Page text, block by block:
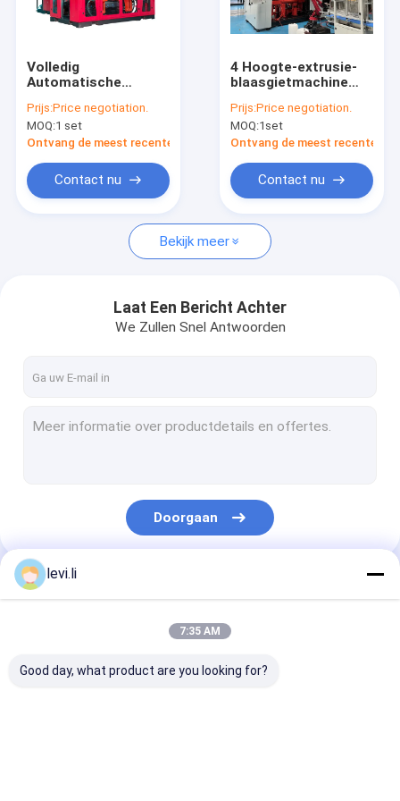
Fabrieksreis
Nieuws
Verzoek om een Citaat
Extrusie blaasvormmachine
de automatische machine van het slagafgietsel
Uitdrijvings Vormende Machine
HDPE Slag het Vormen Machine
aangepaste kunststof spuitgieten
Volledig
Automatische
Vormen Machine
MP100FD voor
Automobiele Delen
Prijs:Price negotiation.
MOQ:1 set
Ontvang de meest recente Prijs
Contact nu
4 Hoogte-extrusie-
blaasgietmachine
klemsysteem
Prijs:Price negotiation.
MOQ:1set
Ontvang de meest recente
Contact nu
Bekijk meer
Laat Een Bericht Achter
We Zullen Snel Antwoorden
Doorgaan
Onze Categorieën
levi.li
7:35 AM
Good day, what product are you looking for?